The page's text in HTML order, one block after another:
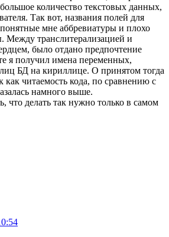
количество текстовых данных,
Так вот, названия полей для
мне аббревиатуры и плохо
Между транслитерализацией и
было отдано предпочтение
я получил имена переменных,
БД на кириллице. О принятом тогда
читаемость кода, по сравнению с
намного выше.
что делать так нужно только в самом